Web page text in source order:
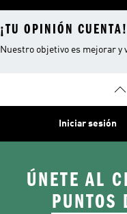
¡TU OPINIÓN CUENTA!
Nuestro objetivo es mejorar y
Iniciar sesión
ÚNETE AL
PUNTOS